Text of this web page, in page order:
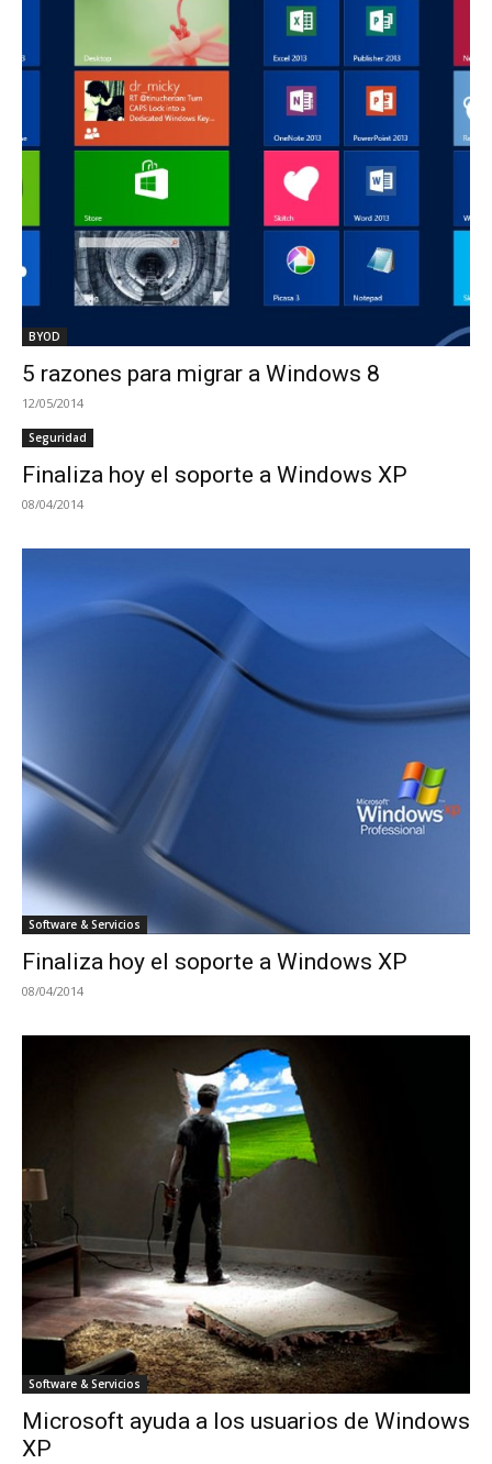
BYOD
5 razones para migrar a Windows 8
12/05/2014
Seguridad
Finaliza hoy el soporte a Windows XP
08/04/2014
Software & Servicios
Finaliza hoy el soporte a Windows XP
08/04/2014
Software & Servicios
Microsoft ayuda a los usuarios de Windows
XP